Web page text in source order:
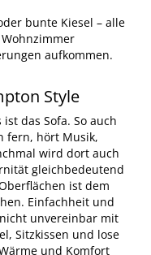
bunte Kiesel – alle
aufkommen.
Style
das Sofa. So auch
fern, hört Musik,
wird dort auch
gleichbedeutend
ist dem
Einfachheit und
unvereinbar mit
Sitzkissen und lose
und Komfort